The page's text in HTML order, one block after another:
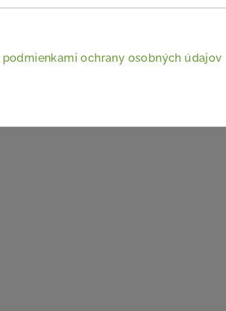
podmienkami ochrany osobných údajov